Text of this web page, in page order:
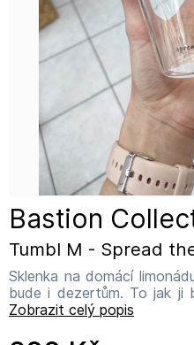
Bastion Collections Sklenka
Tumbl M - Spread
Sklenka na domácí
bude i dezertům. To jak ji
vaší bastienskou sbírkou
Zobrazit celý popis